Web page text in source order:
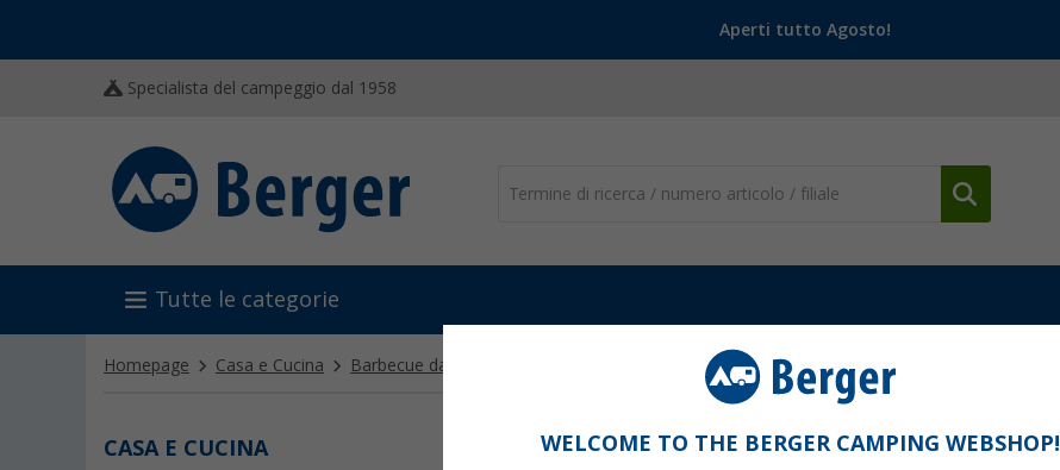
Aperti tutto Agosto!
Specialista del campeggio dal 1958
Tutte le categorie
Homepage Casa e Cucina Barbecue da campeggio Barbecue a carbonella (23)
CASA E CUCINA BARBECUE A CARBONELLA
WELCOME TO THE BERGER CAMPING WEBSHOP!